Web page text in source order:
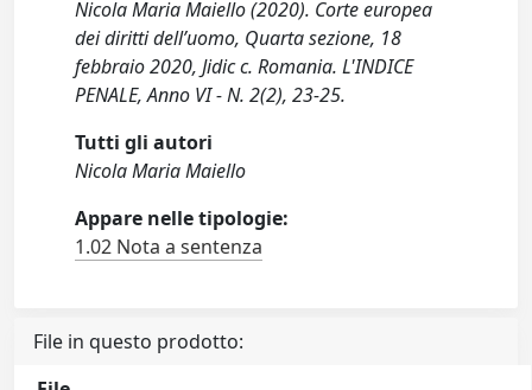
Nicola Maria Maiello (2020). Corte europea
dei diritti dell’uomo, Quarta sezione, 18
febbraio 2020, Jidic c. Romania. L'INDICE
PENALE, Anno VI - N. 2(2), 23-25.
Tutti gli autori
Nicola Maria Maiello
Appare nelle tipologie:
1.02 Nota a sentenza
File in questo prodotto: